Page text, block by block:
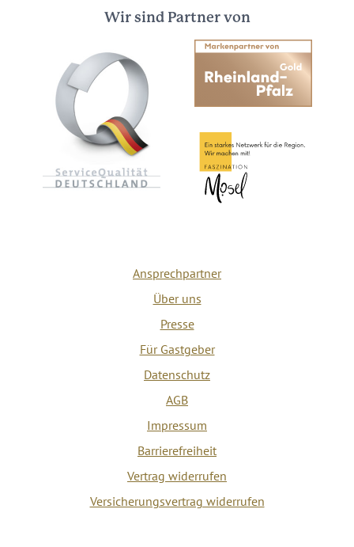
Wir sind Partner von
Ansprechpartner
Über uns
Presse
Für Gastgeber
Datenschutz
AGB
Impressum
Barrierefreiheit
Vertrag widerrufen
Versicherungsvertrag widerrufen